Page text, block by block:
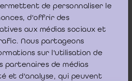
de personnaliser le
d'offrir des
aux médias sociaux et
Nous partageons
sur l'utilisation de
partenaires de médias
et d'analyse, qui peuvent